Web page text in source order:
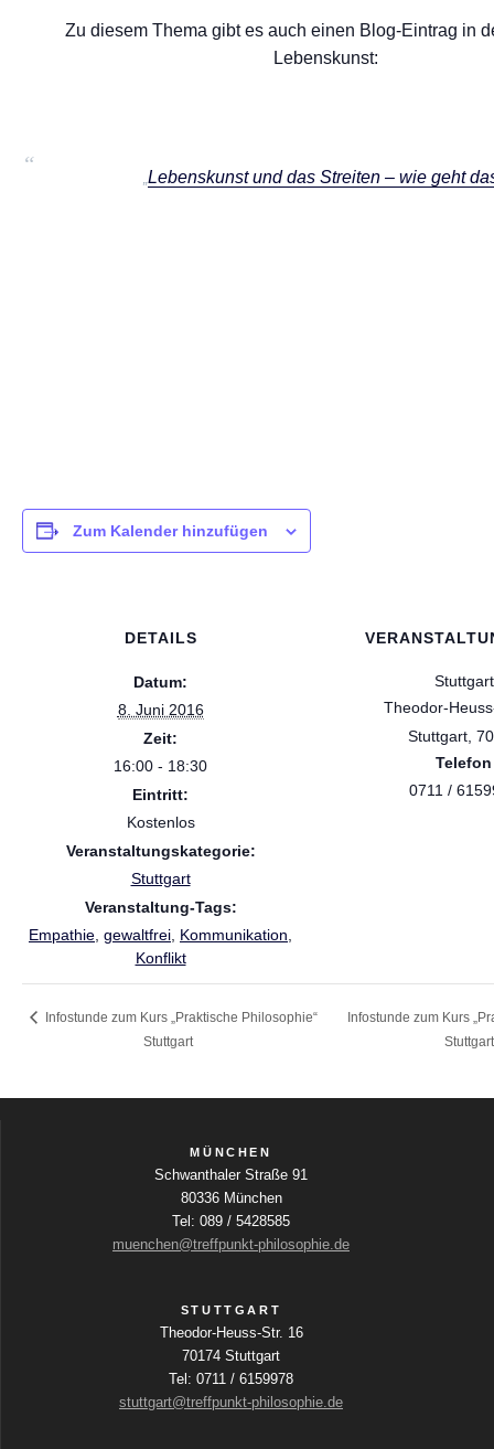
Zu diesem Thema gibt es auch einen Blog-Eintrag in
Lebenskunst:
Lebenskunst und das Streiten – wie geht
Zum Kalender hinzufügen
DETAILS
Datum:
8. Juni 2016
Zeit:
16:00 - 18:30
Eintritt:
Kostenlos
Veranstaltungskategorie:
Stuttgart
Veranstaltung-Tags:
Empathie gewaltfrei Kommunikation
Konflikt
Stuttgart
Theodor-
Stuttgart,
Telefon
0711 /
Infostunde zum Kurs „Praktische Philosophie“
Stuttgart
Infostunde zum Kurs
MÜNCHEN
Schwanthaler Straße 91
80336 München
Tel: 089 / 5428585
muenchen@treffpunkt-philosophie.de
STUTTGART
Theodor-Heuss-Str. 16
70174 Stuttgart
Tel: 0711 / 6159978
stuttgart@treffpunkt-philosophie.de